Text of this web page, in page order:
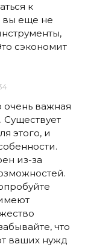
к
вы еще не
сэкономит
важная
Существует
этого, и
из-за
что
ваших нужд